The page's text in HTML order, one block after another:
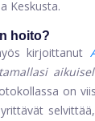
Keskusta.
hoito?
kirjoittanut
on